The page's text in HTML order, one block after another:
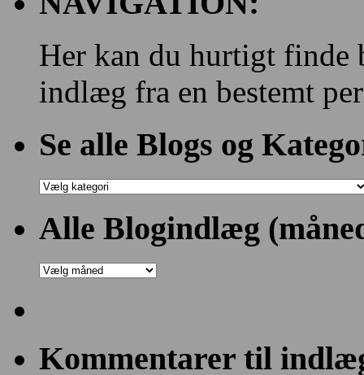
Her kan du hurtigt finde
indlæg fra en bestemt
Se alle Blogs og
Se
Blogs
og
Kategorier:
Alle Blogindlæg
Alle
Kommentarer til